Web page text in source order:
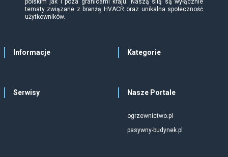
polskim jak i poza granicami kraju. Naszą siłą są wyłącznie
tematy związane z branżą HVACR oraz unikalna społeczność
użytkowników.
Informacje Kategorie
Serwisy Nasze Portale
ogrzewnictwo.pl
pasywny-budynek.pl